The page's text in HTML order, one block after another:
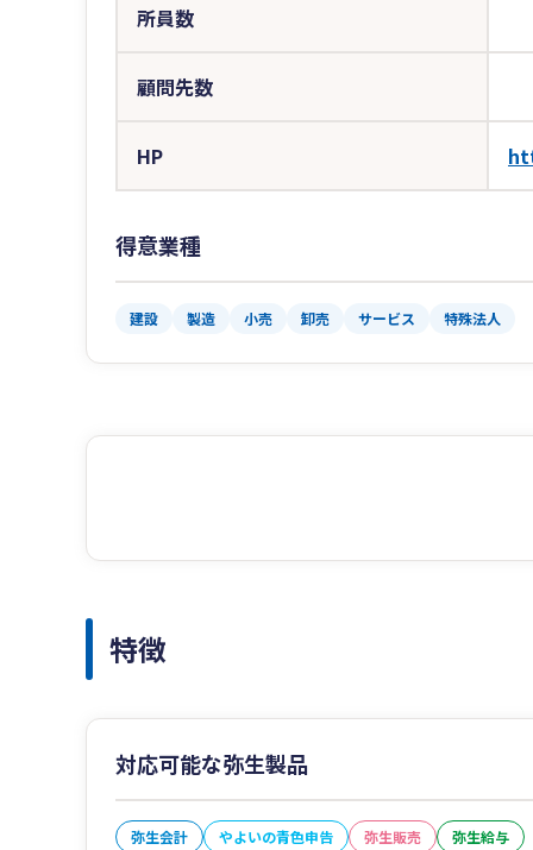
所員数
顧問先数
HP
得意業種
建設 製造 小売 卸売 サービス 特殊法人
特徴
対応可能な弥生製品
弥生会計 やよいの青色申告 弥生販売 弥生給与